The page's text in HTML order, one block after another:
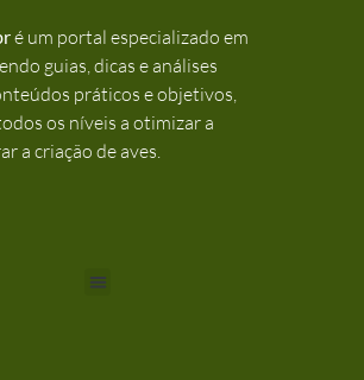
é um portal especializado em
guias, dicas e análises
práticos e objetivos,
os níveis a otimizar a
a criação de aves.